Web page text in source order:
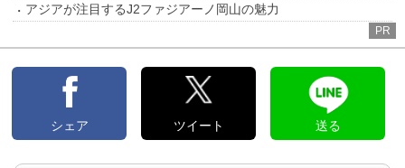
アジアが注目するJ2ファジアーノ岡山の魅力
PR
シェア ツイート 送る